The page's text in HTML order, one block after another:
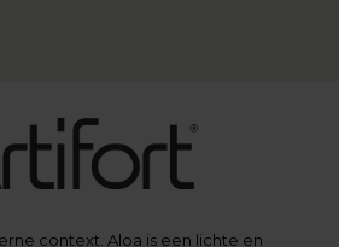
context. Aloa is een lichte en